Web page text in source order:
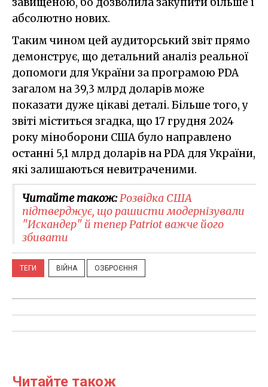
абсолютно нових.
Таким чином цей аудиторський звіт прямо
демонструє, що детальний аналіз реальної
допомоги для України за програмою PDA
загалом на 39,3 млрд доларів може
показати дуже цікаві деталі. Більше того, у
звіті міститься згадка, що 17 грудня 2024
року міноборони США було направлено
останні 5,1 млрд доларів на PDA для України,
які залишаються невитраченими.
Читайте також:Розвідка США
підтверджує, що рашисти модернізували
"Искандер" й тепер Patriot важче його
збивати
ТЕГИ ВІЙНА ОЗБРОЄННЯ
Читайте також